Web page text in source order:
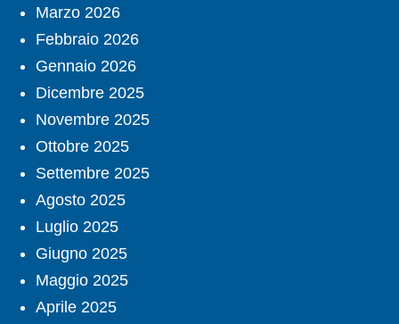
Marzo 2026
Febbraio 2026
Gennaio 2026
Dicembre 2025
Novembre 2025
Ottobre 2025
Settembre 2025
Agosto 2025
Luglio 2025
Giugno 2025
Maggio 2025
Aprile 2025